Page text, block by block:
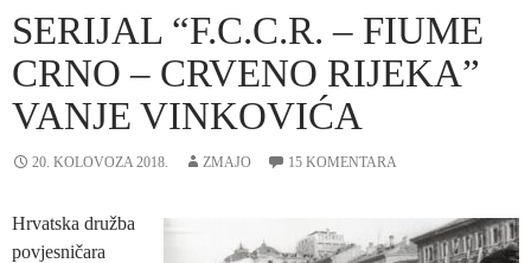
SERIJAL “F.C.C.R. – FIUME
CRNO – CRVENO RIJEKA”
VANJE VINKOVIĆA
20. KOLOVOZA 2018. ZMAJO 15 KOMENTARA
Hrvatska družba
povjesničara